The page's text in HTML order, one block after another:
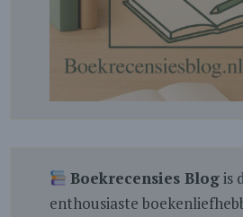
Boekrecensies Blogis
enthousiaste